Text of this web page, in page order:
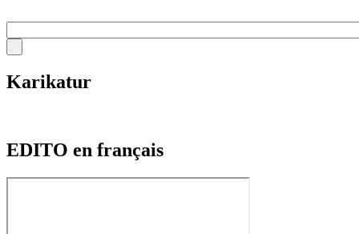
Karikatur
EDITO en français